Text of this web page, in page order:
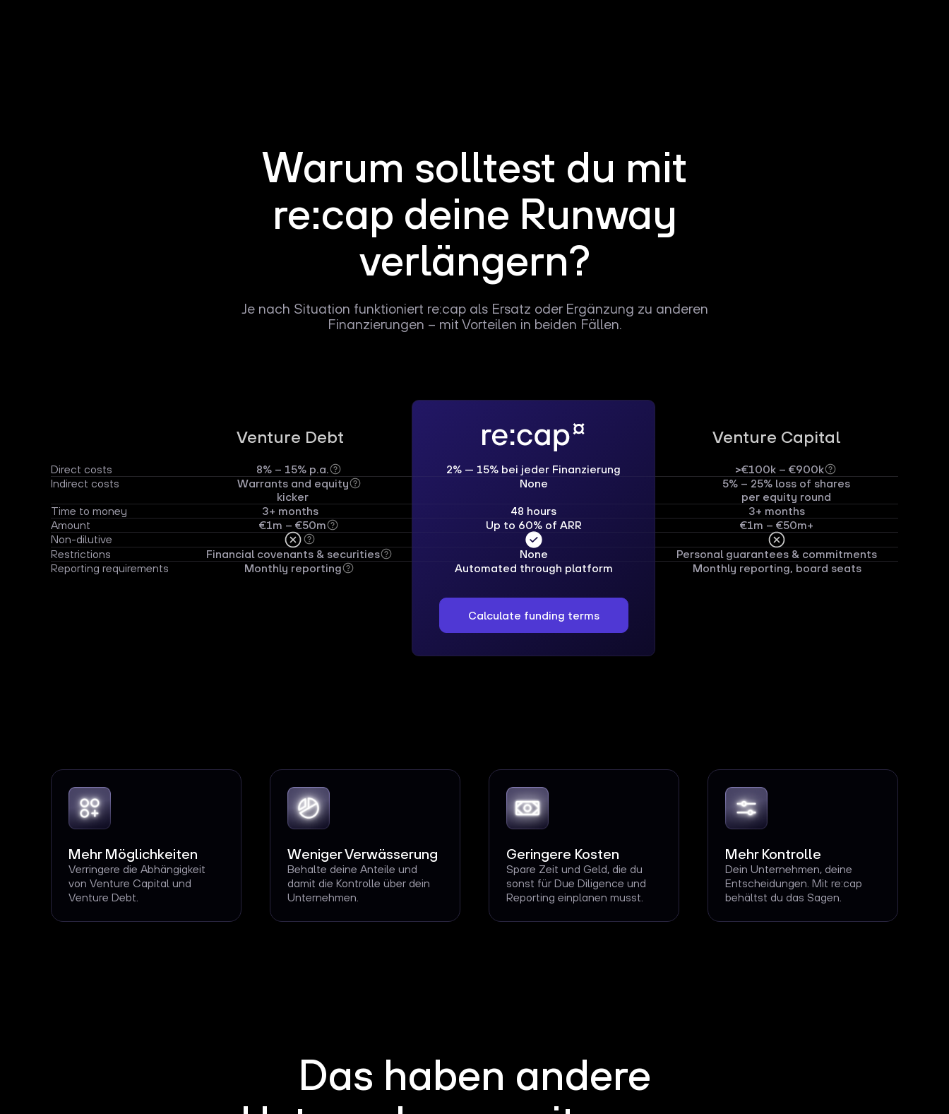
Warum solltest du mit
re:cap deine Runway
verlängern?
Je nach Situation funktioniert re:cap als Ersatz oder Ergänzung zu anderen
Finanzierungen – mit Vorteilen in beiden Fällen.
Direct costs
Indirect costs
Time to money
Amount
Non-dilutive
Restrictions
Reporting requirements
Venture Debt
8% – 15% p.a.
Warrants and equity
kicker
3+ months
€1m – €50m
Financial covenants & securities
Monthly reporting
2% — 15% bei jeder Finanzierung
None
48 hours
Up to 60% of ARR
None
Automated through platform
Calculate funding terms
Venture Capital
>€100k – €900k
5% – 25% loss of shares
per equity round
3+ months
€1m – €50m+
Personal guarantees & commitments
Monthly reporting, board seats
Mehr Möglichkeiten
Verringere die Abhängigkeit
von Venture Capital und
Venture Debt.
Weniger Verwässerung
Behalte deine Anteile und
damit die Kontrolle über dein
Unternehmen.
Geringere Kosten
Spare Zeit und Geld, die du
sonst für Due Diligence und
Reporting einplanen musst.
Mehr Kontrolle
Dein Unternehmen, deine
Entscheidungen. Mit re:cap
behältst du das Sagen.
Das haben andere